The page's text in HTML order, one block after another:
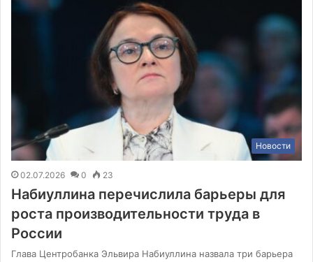
Новости
02.07.2026 0 23
Набиуллина перечислила барьеры для
роста производительности труда в
России
Глава Центробанка Эльвира Набиуллина назвала три барьера